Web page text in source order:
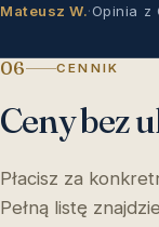
Mateusz W.·Opinia z
06 CENNIK
Ceny bez
Płacisz za
Pełną listę